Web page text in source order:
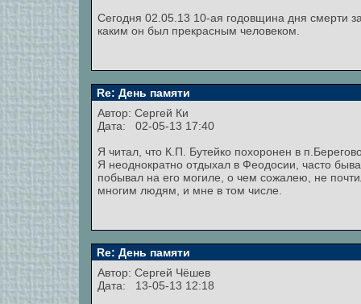
Сегодня 02.05.13 10-ая годовщина дня смерти
каким он был прекрасным человеком.
Re: День памяти
Автор: Сергей Ки
Дата: 02-05-13 17:40
Я читал, что К.П. Бутейко похоронен в
Я неоднократно отдыхал в Феодосии, часто
побывал на его могиле, о чем сожалею, не
многим людям, и мне в том числе.
Re: День памяти
Автор: Сергей Чёшев
Дата: 13-05-13 12:18